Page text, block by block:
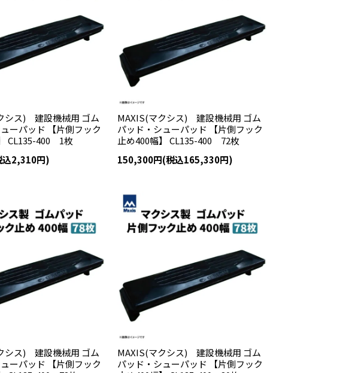
シス) 建設機械用 ゴム
ーパッド 【片側フック
CL135-400 1枚
2,310円)
MAXIS(マクシス) 建設機械用 ゴム
パッド・シューパッド 【片側フック
止め400幅】 CL135-400 72枚
150,300円(税込165,330円)
シス) 建設機械用 ゴム
ーパッド 【片側フック
MAXIS(マクシス) 建設機械用 ゴム
パッド・シューパッド 【片側フック